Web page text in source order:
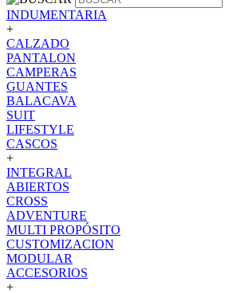
INDUMENTARIA
+
CALZADO
PANTALON
CAMPERAS
GUANTES
BALACAVA
SUIT
LIFESTYLE
CASCOS
+
INTEGRAL
ABIERTOS
CROSS
ADVENTURE
MULTI PROPÓSITO
CUSTOMIZACION
MODULAR
ACCESORIOS
+